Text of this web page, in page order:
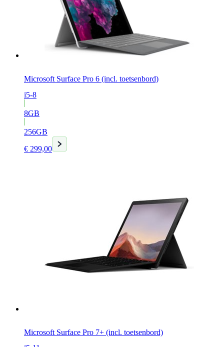
Microsoft Surface Pro 6 (incl. toetsenbord)
i5-8
8GB
256GB
€ 299,00
Huidige
prijs
Microsoft Surface Pro 7+ (incl. toetsenbord)